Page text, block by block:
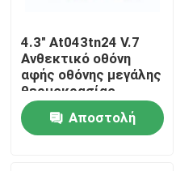
Σπίτι
Προϊόντα
4.3" At043tn24 V.7
Ανθεκτικό οθόνη
αφής οθόνης μεγάλης
θερμοκρασίας
Αποστολή